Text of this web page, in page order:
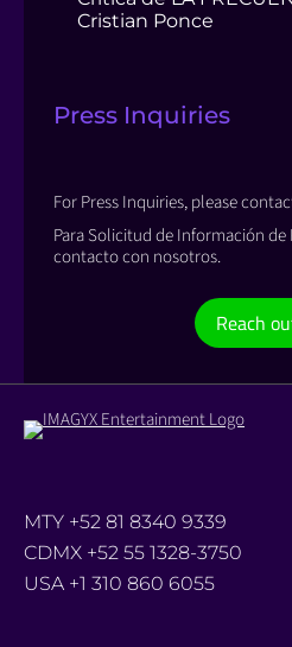
Cristian Ponce
Press Inquiries
For Press Inquiries, please
Para Solicitud de Información
contacto con nosotros.
Reach
MTY +52 81 8340 9339
CDMX +52 55 1328-3750
USA +1 310 860 6055